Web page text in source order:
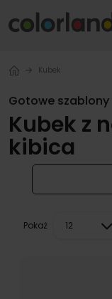
Kubek
Gotowe szablony
Kubek z
kibica
Pokaż 12